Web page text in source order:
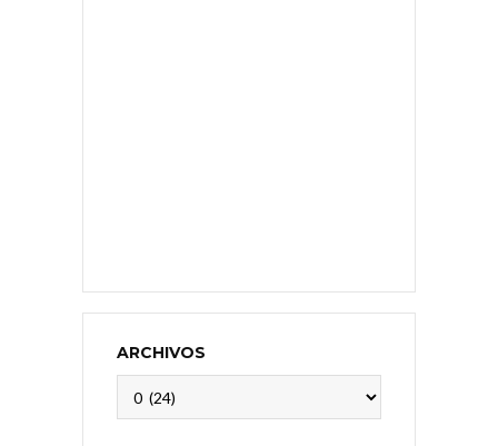
ARCHIVOS